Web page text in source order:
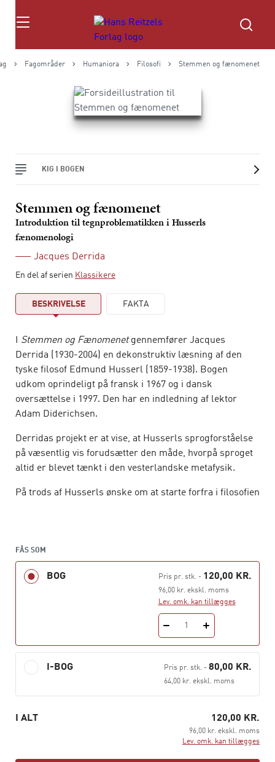
Søg
Fagområder Humaniora Filosofi Stemmen og fænomenet
KIG I BOGEN
Stemmen og fænomenet
Introduktion til tegnproblematikken i Husserls
fænomenologi
Jacques Derrida
En del af serien Klassikere
BESKRIVELSE FAKTA
I Stemmen og Fænomenetgennemfører Jacques
Derrida (1930-2004) en dekonstruktiv læsning af den
tyske filosof Edmund Husserl (1859-1938). Bogen
udkom oprindeligt på fransk i 1967 og i dansk
oversættelse i 1997. Den har en indledning af lektor
Adam Diderichsen.
Derridas projekt er at vise, at Husserls sprogforståelse
på væsentlig vis forudsætter den måde, hvorpå sproget
altid er blevet tænkt i den vesterlandske metafysik.
På trods af Husserls ønske om at starte forfra i filosofien
FÅS SOM
BOG Pris pr. stk.- 120,00 KR.
96,00 kr. ekskl. moms
Lev. omk. kan tillægges
1
I-BOG Pris pr. stk.- 80,00 KR.
64,00 kr. ekskl. moms
I ALT 120,00 KR.
96,00 kr. ekskl. moms
Lev. omk. kan tillægges